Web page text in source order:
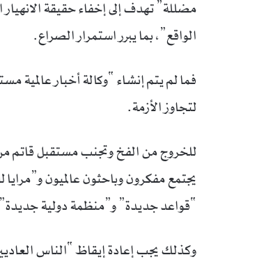
مضللة” تهدف إلى إخفاء حقيقة
الواقع”، بما يبرر استمرار الصراع.
فما لم يتم إنشاء “وكالة أخبار عالمية
لتجاوز الأزمة.
للخروج من الفخ وتجنب مستقبل قاتم
يجتمع مفكرون وباحثون عالميون
“قواعد جديدة” و”منظمة دولية جديدة”
وكذلك يجب إعادة إيقاظ “الناس